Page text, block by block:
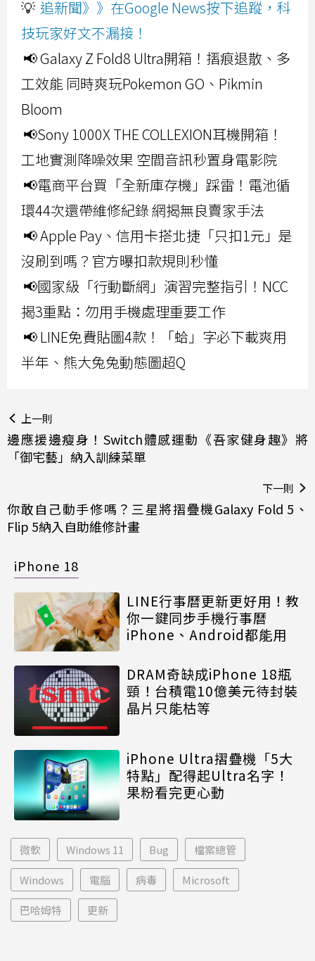
💡 追新聞》》在Google News按下追蹤，科
技玩家好文不漏接！
📢 Galaxy Z Fold8 Ultra開箱！摺痕退散、多
工效能 同時爽玩Pokemon GO、Pikmin
Bloom
📢Sony 1000X THE COLLEXION耳機開箱！
工地實測降噪效果 空間音訊秒置身電影院
📢電商平台買「全新庫存機」踩雷！電池循
環44次還帶維修紀錄 網揭無良賣家手法
📢 Apple Pay、信用卡搭北捷「只扣1元」是
沒刷到嗎？官方曝扣款規則秒懂
📢國家級「行動斷網」演習完整指引！NCC
揭3重點：勿用手機處理重要工作
📢 LINE免費貼圖4款！「蛤」字必下載爽用
半年、熊大兔兔動態圖超Q
上一則
邊應援邊瘦身！Switch體感運動《吾家健身趣》將
「御宅藝」納入訓練菜單
下一則
你敢自己動手修嗎？三星將摺疊機Galaxy Fold 5、
Flip 5納入自助維修計畫
iPhone 18
LINE行事曆更新更好用！教
你一鍵同步手機行事曆
iPhone、Android都能用
DRAM奇缺成iPhone 18瓶
頸！台積電10億美元待封裝
晶片只能枯等
iPhone Ultra摺疊機「5大
特點」配得起Ultra名字！
果粉看完更心動
微軟 Windows 11 Bug 檔案總管
Windows 電腦 病毒 Microsoft
巴哈姆特 更新